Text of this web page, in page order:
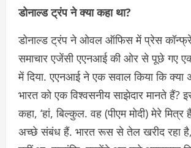
डोनाल्ड ट्रंप ने क्या कहा था?
डोनाल्ड ट्रंप ने ओवल ऑफिस में प्रेस
समाचार एजेंसी एएनआई की ओर से पूछे गए
में दिया. एएनआई ने एक सवाल किया कि क्या
भारत को एक विश्वसनीय साझेदार मानते हैं?
कहा, ‘हां, बिल्कुल. वह (पीएम मोदी) मेरे मित्र
अच्छे संबंध हैं. भारत रूस से तेल खरीद रहा